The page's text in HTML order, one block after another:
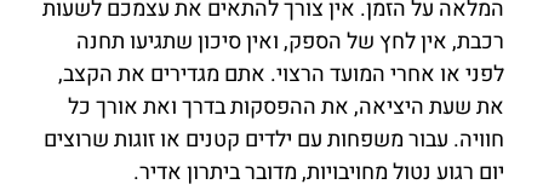
המלאה על הזמן. אין צורך להתאים את עצמכם לשעות
רכבת, אין לחץ של הספק, ואין סיכון שתגיעו תחנה
לפני או אחרי המועד הרצוי. אתם מגדירים את הקצב,
את שעת היציאה, את ההפסקות בדרך ואת אורך כל
חוויה. עבור משפחות עם ילדים קטנים או זוגות שרוצים
יום רגוע נטול מחויבויות, מדובר ביתרון אדיר.